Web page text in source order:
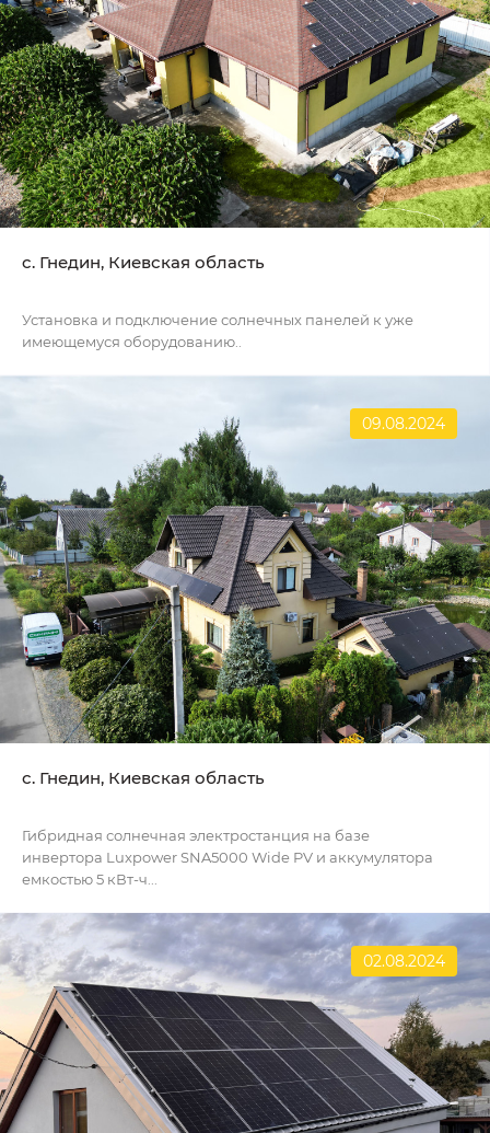
c. Гнедин, Киевская область
Установка и подключение солнечных панелей к уже
имеющемуся оборудованию..
09.08.2024
с. Гнедин, Киевская область
Гибридная солнечная электростанция на базе
инвертора Luxpower SNA5000 Wide PV и аккумулятора
емкостью 5 кВт-ч...
02.08.2024